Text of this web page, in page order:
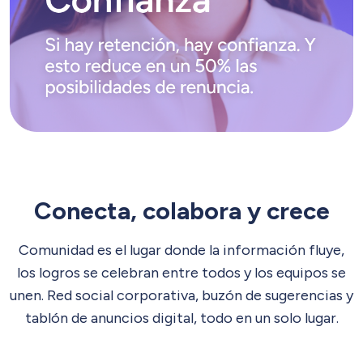
Conecta, colabora y crece
Comunidad es el lugar donde la información fluye,
los logros se celebran entre todos y los equipos se
unen. Red social corporativa, buzón de sugerencias y
tablón de anuncios digital, todo en un solo lugar.